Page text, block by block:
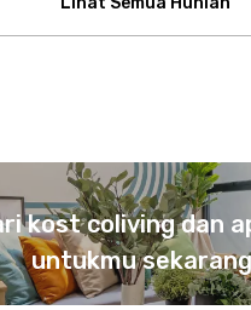
kost coliving dan
untukmu